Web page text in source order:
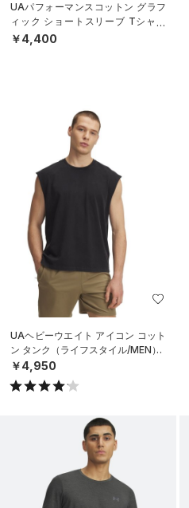
UAパフォーマンスコットン グラフ
ィック ショートスリーブ Tシャツ
（ライフスタイル/MEN）
￥4,400
UAヘビーウエイト アイコン コット
ン タンク（ライフスタイル/MEN）
￥4,950